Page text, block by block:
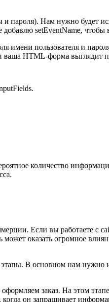
Нам нужно будет
setEventName, чтобы
пользователя и
ваша HTML-форма выглядит
количество
Если вы работаете с
оказать огромное
В основном нам нужно
заказ. На этом
он запрашивает